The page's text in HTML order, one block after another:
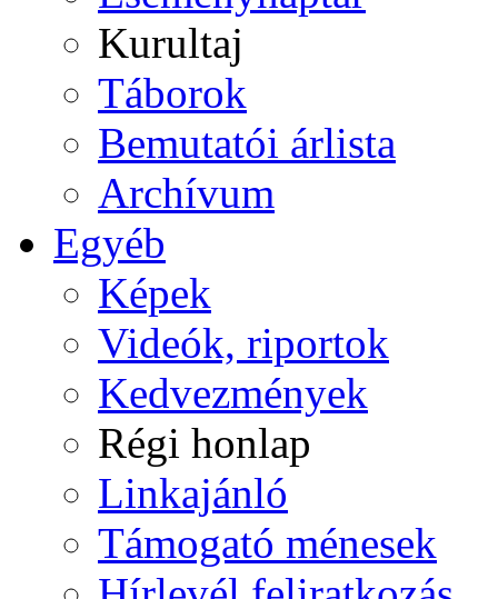
Kurultaj
Táborok
Bemutatói árlista
Archívum
Egyéb
Képek
Videók, riportok
Kedvezmények
Régi honlap
Linkajánló
Támogató ménesek